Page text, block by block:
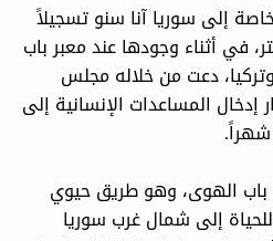
إلى سوريا آنا سنو تسجيلاً
في أثناء وجودها عند معبر باب
الهوى الحدودي بين سوريا وتركيا، دعت من خلاله ‎مجلس
الأمن الدولي إلى تمديد قرار إدخال ‎المساعدات الإنسانية إلى
باب الهوى، وهو طريق حيوي
إلى شمال غرب سوريا